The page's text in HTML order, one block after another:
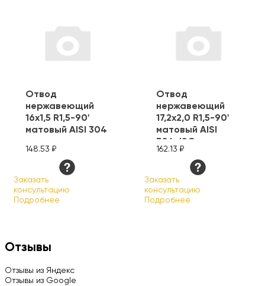
Отвод
нержавеющий
16х1,5 R1,5-90'
матовый AISI 304
148.53 ₽
Заказать
консультацию
Подробнее
Отвод
нержавеющий
17,2х2,0 R1,5-90'
матовый AISI
304, ISO
162.13 ₽
Заказать
консультацию
Подробнее
Отзывы
Отзывы из Яндекс
Отзывы из Google